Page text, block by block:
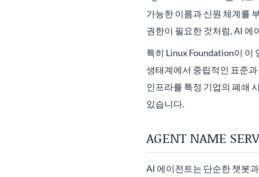
가능한 이름과 신원 체계를
권한이 필요한 것처럼, AI 에
특히 Linux Foundation이 이
생태계에서 중립적인 표준
인프라를 특정 기업의 폐쇄
있습니다.
AGENT NAME
AI 에이전트는 단순한 챗봇